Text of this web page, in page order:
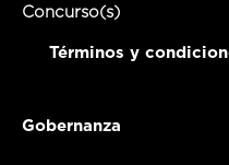
Concurso(s)
Términos y
Gobernanza